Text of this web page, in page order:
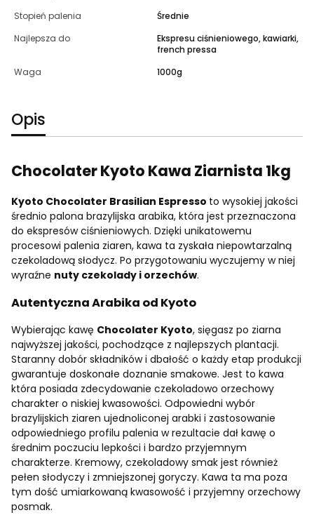
Stopień palenia
Średnie
Najlepsza do
Ekspresu ciśnieniowego, kawiarki,
french pressa
Waga
1000g
Opis
Chocolater Kyoto Kawa Ziarnista 1kg
Kyoto Chocolater Brasilian Espresso to wysokiej jakości
średnio palona brazylijska arabika, która jest przeznaczona
do ekspresów ciśnieniowych. Dzięki unikatowemu
procesowi palenia ziaren, kawa ta zyskała niepowtarzalną
czekoladową słodycz. Po przygotowaniu wyczujemy w niej
wyraźne nuty czekolady i orzechów.
Autentyczna Arabika od Kyoto
Wybierając kawę Chocolater Kyoto, sięgasz po ziarna
najwyższej jakości, pochodzące z najlepszych plantacji.
Staranny dobór składników i dbałość o każdy etap produkcji
gwarantuje doskonałe doznanie smakowe. Jest to kawa
która posiada zdecydowanie czekoladowo orzechowy
charakter o niskiej kwasowości. Odpowiedni wybór
brazylijskich ziaren ujednoliconej arabki i zastosowanie
odpowiedniego profilu palenia w rezultacie dał kawę o
średnim poczuciu lepkości i bardzo przyjemnym
charakterze. Kremowy, czekoladowy smak jest również
pełen słodyczy i zmniejszonej goryczy. Kawa ta ma poza
tym dość umiarkowaną kwasowość i przyjemny orzechowy
posmak.